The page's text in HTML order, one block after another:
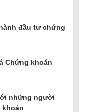
đầu tư chứng
Chứng khoán
những người
khoán